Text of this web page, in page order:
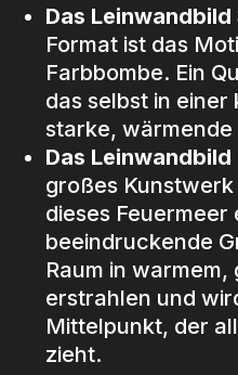
Das
Format ist das
Farbbombe. Ein
das selbst in einer
starke,
Das
großes
dieses Feuermeer
beeindruckende
Raum in
erstrahlen und
Mittelpunkt, der
zieht.